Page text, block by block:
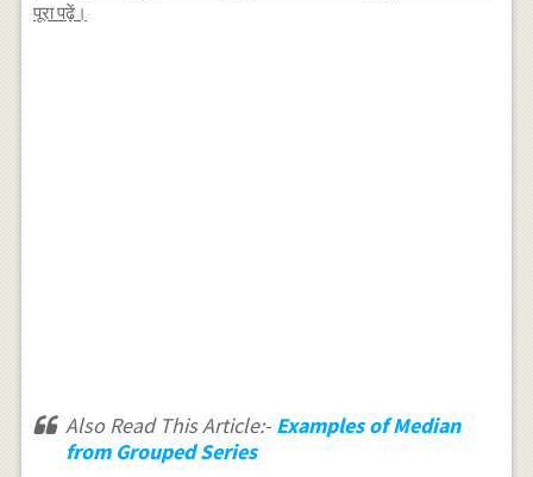
पूरा पढ़ें।
Also Read This Article:- Examples of Median
from Grouped Series